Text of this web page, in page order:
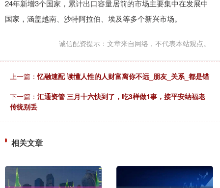
24年新增3个国家，累计出口容量居前的市场主要集中在发展中
国家，涵盖越南、沙特阿拉伯、埃及等多个新兴市场。
诚信配资提示：文章来自网络，不代表本站观点。
上一篇：忆融速配 读懂人性的人财富离你不远_朋友_关系_都是错
下一篇： 汇通资管 三月十六快到了，吃3样做1事，接平安纳福老
传统别丢
相关文章